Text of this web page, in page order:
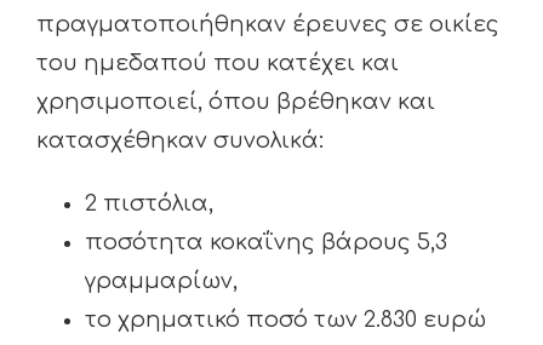
πραγματοποιήθηκαν έρευνες σε οικίες
του ημεδαπού που κατέχει και
χρησιμοποιεί, όπου βρέθηκαν και
κατασχέθηκαν συνολικά:
2 πιστόλια,
ποσότητα κοκαΐνης βάρους 5,3
γραμμαρίων,
το χρηματικό ποσό των 2.830 ευρώ